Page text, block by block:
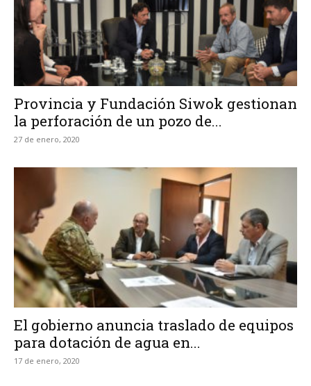
Provincia y Fundación Siwok gestionan
la perforación de un pozo de...
27 de enero, 2020
El gobierno anuncia traslado de equipos
para dotación de agua en...
17 de enero, 2020